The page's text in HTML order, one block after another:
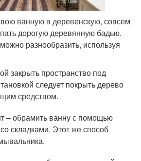
ванную в деревенскую, совсем
дорогую деревянную бадью.
разнообразить, используя
закрыть пространство под
следует покрыть дерево
средством.
– обрамить ванну с помощью
складками. Этот же способ